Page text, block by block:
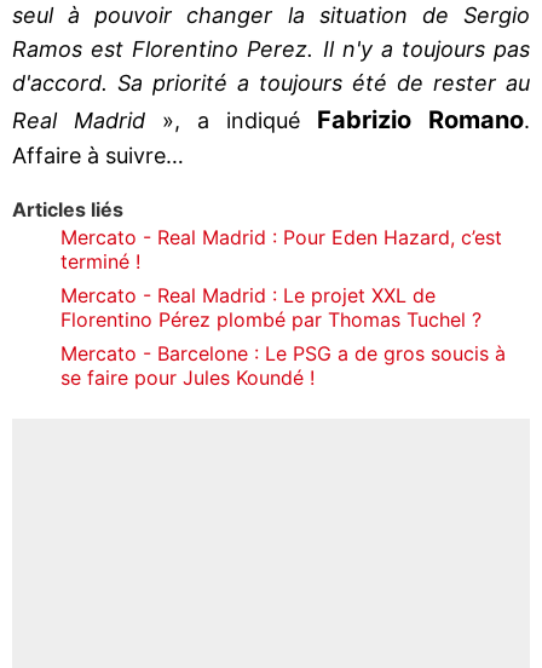
seul à pouvoir changer la situation de Sergio
Ramos est Florentino Perez. Il n'y a toujours pas
d'accord. Sa priorité a toujours été de rester au
Real Madrid », a indiqué Fabrizio Romano.
Affaire à suivre…
Articles liés
Mercato - Real Madrid : Pour Eden Hazard, c’est
terminé !
Mercato - Real Madrid : Le projet XXL de
Florentino Pérez plombé par Thomas Tuchel ?
Mercato - Barcelone : Le PSG a de gros soucis à
se faire pour Jules Koundé !